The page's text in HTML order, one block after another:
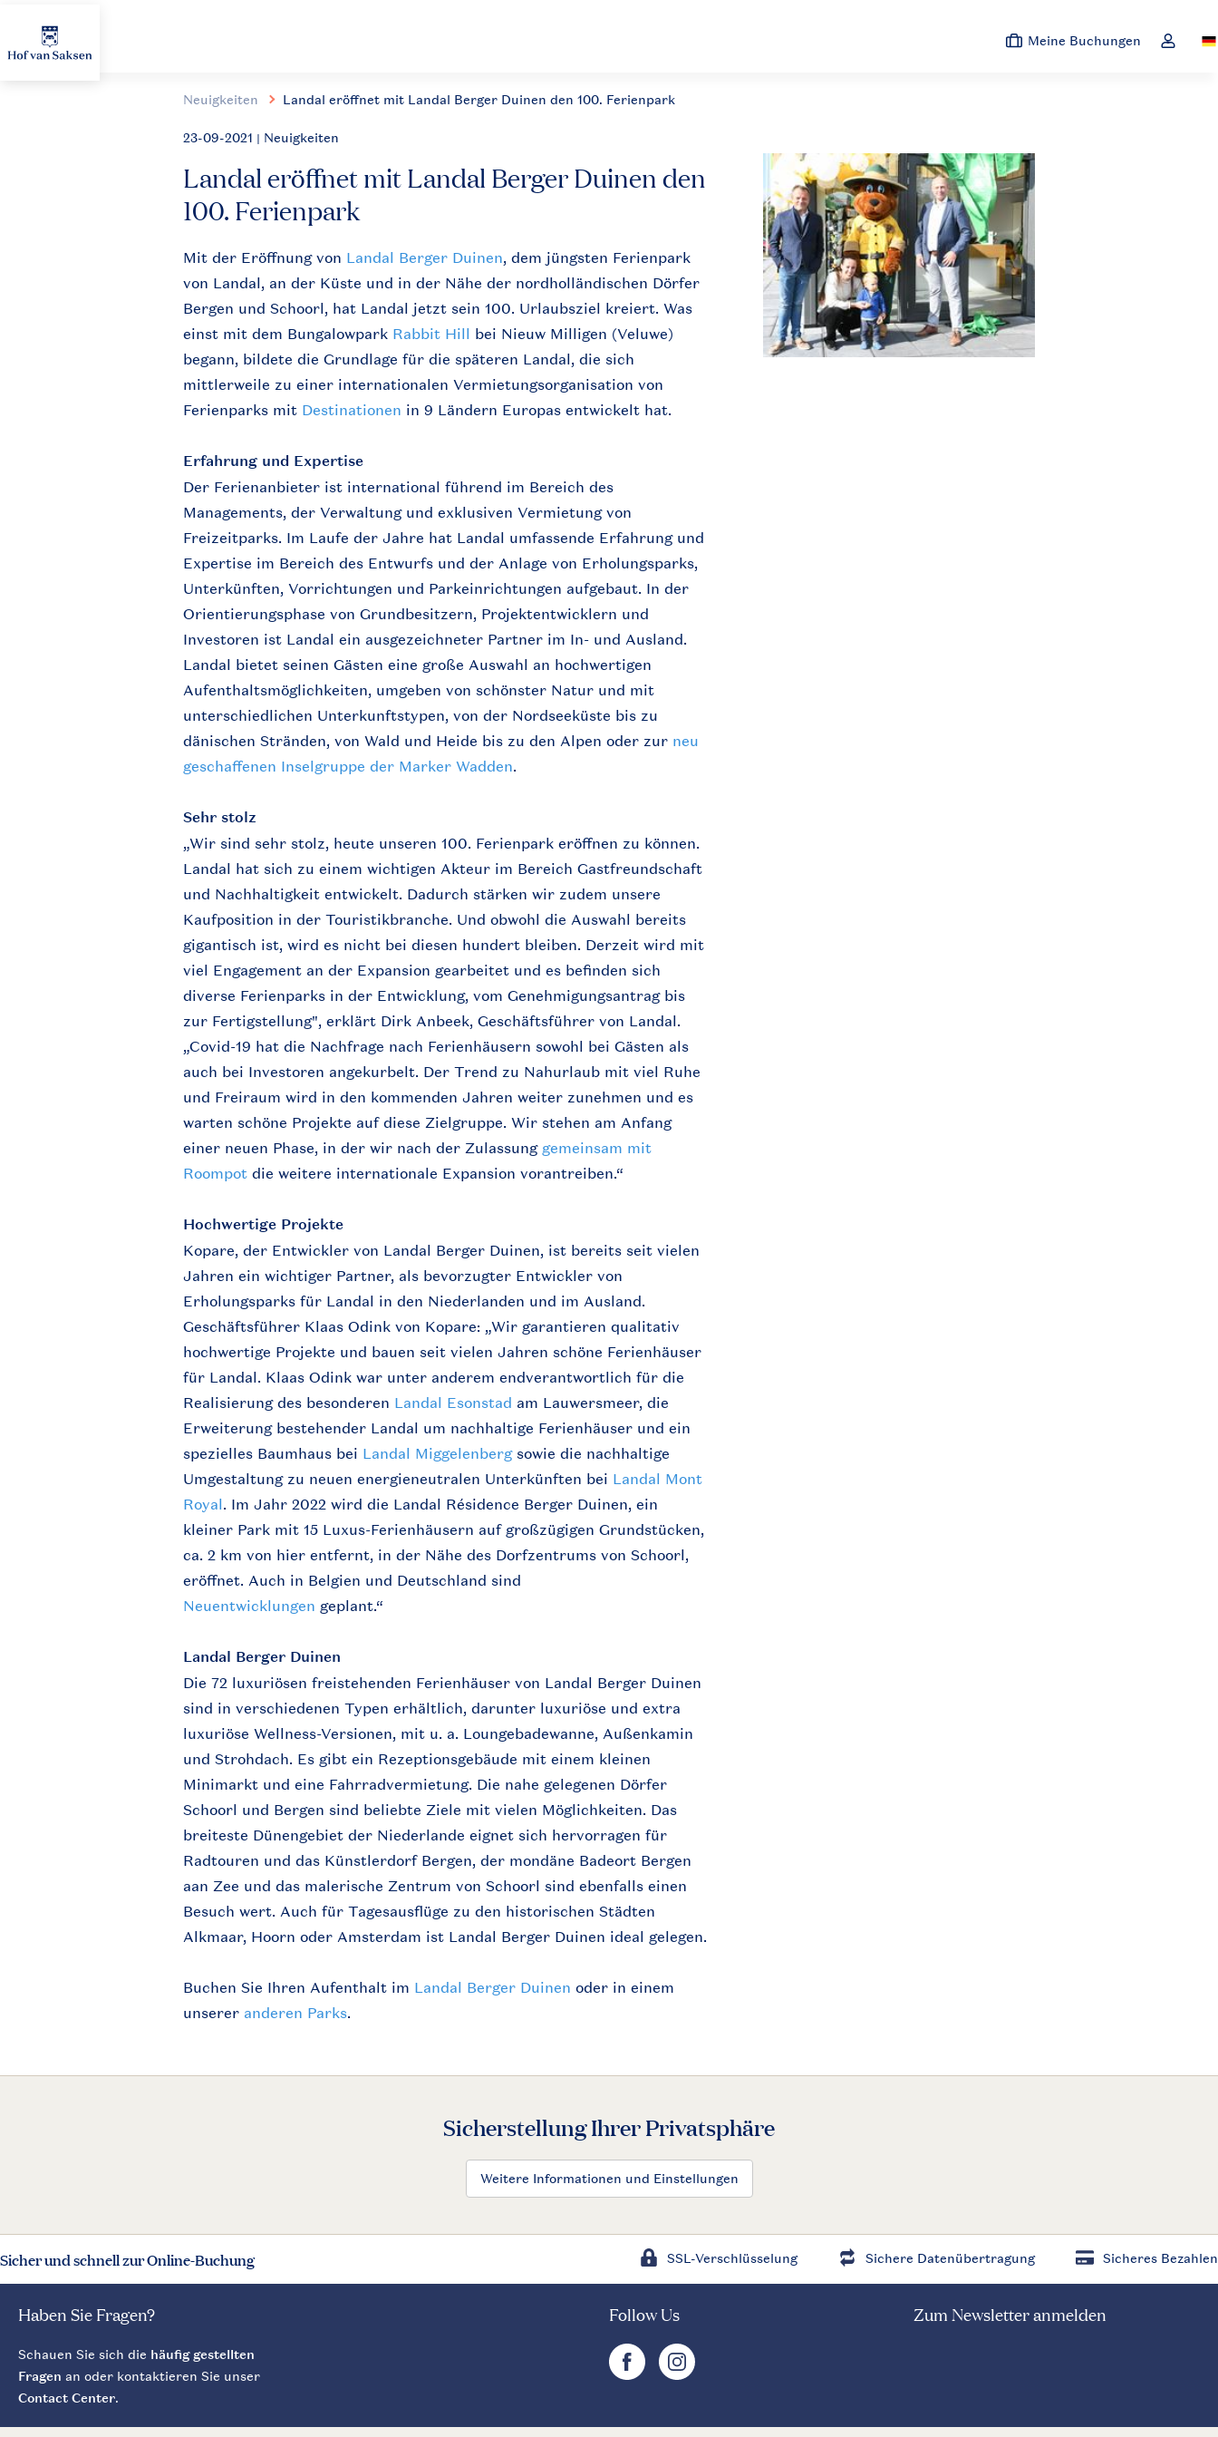
Meine Buchungen
Neuigkeiten Landal eröffnet mit Landal Berger Duinen den 100. Ferienpark
23-09-2021 | Neuigkeiten
Landal eröffnet mit Landal Berger Duinen den
100. Ferienpark
Mit der Eröffnung von Landal Berger Duinen, dem jüngsten Ferienpark
von Landal, an der Küste und in der Nähe der nordholländischen Dörfer
Bergen und Schoorl, hat Landal jetzt sein 100. Urlaubsziel kreiert. Was
einst mit dem Bungalowpark Rabbit Hill bei Nieuw Milligen (Veluwe)
begann, bildete die Grundlage für die späteren Landal, die sich
mittlerweile zu einer internationalen Vermietungsorganisation von
Ferienparks mit Destinationen in 9 Ländern Europas entwickelt hat.
Erfahrung und Expertise
Der Ferienanbieter ist international führend im Bereich des
Managements, der Verwaltung und exklusiven Vermietung von
Freizeitparks. Im Laufe der Jahre hat Landal umfassende Erfahrung und
Expertise im Bereich des Entwurfs und der Anlage von Erholungsparks,
Unterkünften, Vorrichtungen und Parkeinrichtungen aufgebaut. In der
Orientierungsphase von Grundbesitzern, Projektentwicklern und
Investoren ist Landal ein ausgezeichneter Partner im In- und Ausland.
Landal bietet seinen Gästen eine große Auswahl an hochwertigen
Aufenthaltsmöglichkeiten, umgeben von schönster Natur und mit
unterschiedlichen Unterkunftstypen, von der Nordseeküste bis zu
dänischen Stränden, von Wald und Heide bis zu den Alpen oder zur neu
geschaffenen Inselgruppe der Marker Wadden.
Sehr stolz
„Wir sind sehr stolz, heute unseren 100. Ferienpark eröffnen zu können.
Landal hat sich zu einem wichtigen Akteur im Bereich Gastfreundschaft
und Nachhaltigkeit entwickelt. Dadurch stärken wir zudem unsere
Kaufposition in der Touristikbranche. Und obwohl die Auswahl bereits
gigantisch ist, wird es nicht bei diesen hundert bleiben. Derzeit wird mit
viel Engagement an der Expansion gearbeitet und es befinden sich
diverse Ferienparks in der Entwicklung, vom Genehmigungsantrag bis
zur Fertigstellung", erklärt Dirk Anbeek, Geschäftsführer von Landal.
„Covid-19 hat die Nachfrage nach Ferienhäusern sowohl bei Gästen als
auch bei Investoren angekurbelt. Der Trend zu Nahurlaub mit viel Ruhe
und Freiraum wird in den kommenden Jahren weiter zunehmen und es
warten schöne Projekte auf diese Zielgruppe. Wir stehen am Anfang
einer neuen Phase, in der wir nach der Zulassung gemeinsam mit
Roompot die weitere internationale Expansion vorantreiben.“
Hochwertige Projekte
Kopare, der Entwickler von Landal Berger Duinen, ist bereits seit vielen
Jahren ein wichtiger Partner, als bevorzugter Entwickler von
Erholungsparks für Landal in den Niederlanden und im Ausland.
Geschäftsführer Klaas Odink von Kopare: „Wir garantieren qualitativ
hochwertige Projekte und bauen seit vielen Jahren schöne Ferienhäuser
für Landal. Klaas Odink war unter anderem endverantwortlich für die
Realisierung des besonderen Landal Esonstad am Lauwersmeer, die
Erweiterung bestehender Landal um nachhaltige Ferienhäuser und ein
spezielles Baumhaus bei Landal Miggelenbergsowie die nachhaltige
Umgestaltung zu neuen energieneutralen Unterkünften bei Landal Mont
Royal. Im Jahr 2022 wird die Landal Résidence Berger Duinen, ein
kleiner Park mit 15 Luxus-Ferienhäusern auf großzügigen Grundstücken,
ca. 2 km von hier entfernt, in der Nähe des Dorfzentrums von Schoorl,
eröffnet. Auch in Belgien und Deutschland sind
Neuentwicklungen geplant.“
Landal Berger Duinen
Die 72 luxuriösen freistehenden Ferienhäuser von Landal Berger Duinen
sind in verschiedenen Typen erhältlich, darunter luxuriöse und extra
luxuriöse Wellness-Versionen, mit u. a. Loungebadewanne, Außenkamin
und Strohdach. Es gibt ein Rezeptionsgebäude mit einem kleinen
Minimarkt und eine Fahrradvermietung. Die nahe gelegenen Dörfer
Schoorl und Bergen sind beliebte Ziele mit vielen Möglichkeiten. Das
breiteste Dünengebiet der Niederlande eignet sich hervorragen für
Radtouren und das Künstlerdorf Bergen, der mondäne Badeort Bergen
aan Zee und das malerische Zentrum von Schoorl sind ebenfalls einen
Besuch wert. Auch für Tagesausflüge zu den historischen Städten
Alkmaar, Hoorn oder Amsterdam ist Landal Berger Duinen ideal gelegen.
Buchen Sie Ihren Aufenthalt im Landal Berger Duinen oder in einem
unserer anderen Parks.
Sicherstellung Ihrer Privatsphäre
Weitere Informationen und Einstellungen
Sicher und schnell zur Online-Buchung SSL-Verschlüsselung Sichere Datenübertragung Sicheres Bezahlen
Haben Sie Fragen?
Schauen Sie sich die häufig gestellten
Fragen an oder kontaktieren Sie unser
Contact Center.
Follow Us
facebookinstagram
Zum Newsletter anmelden